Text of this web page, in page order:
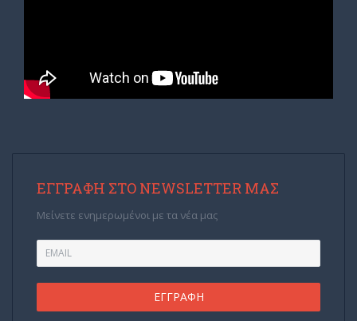
ΕΓΓΡΑΦΉ ΣΤΟ NEWSLETTER ΜΑΣ
Μείνετε ενημερωμένοι με τα νέα μας